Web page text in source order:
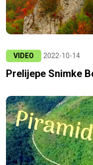
VIDEO 2022-10-14
Prelijepe Snimke